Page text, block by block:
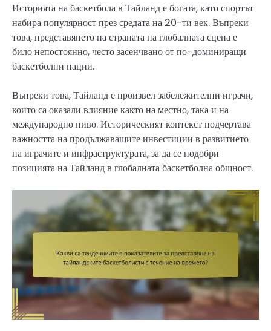
Историята на баскетбола в Тайланд е богата, като спортът
набира популярност през средата на 20-ти век. Въпреки
това, представянето на страната на глобалната сцена е
било непостоянно, често засенчвано от по-доминиращи
баскетболни нации.
Въпреки това, Тайланд е произвел забележителни играчи,
които са оказали влияние както на местно, така и на
международно ниво. Историческият контекст подчертава
важността на продължаващите инвестиции в развитието
на играчите и инфраструктурата, за да се подобри
позицията на Тайланд в глобалната баскетболна общност.